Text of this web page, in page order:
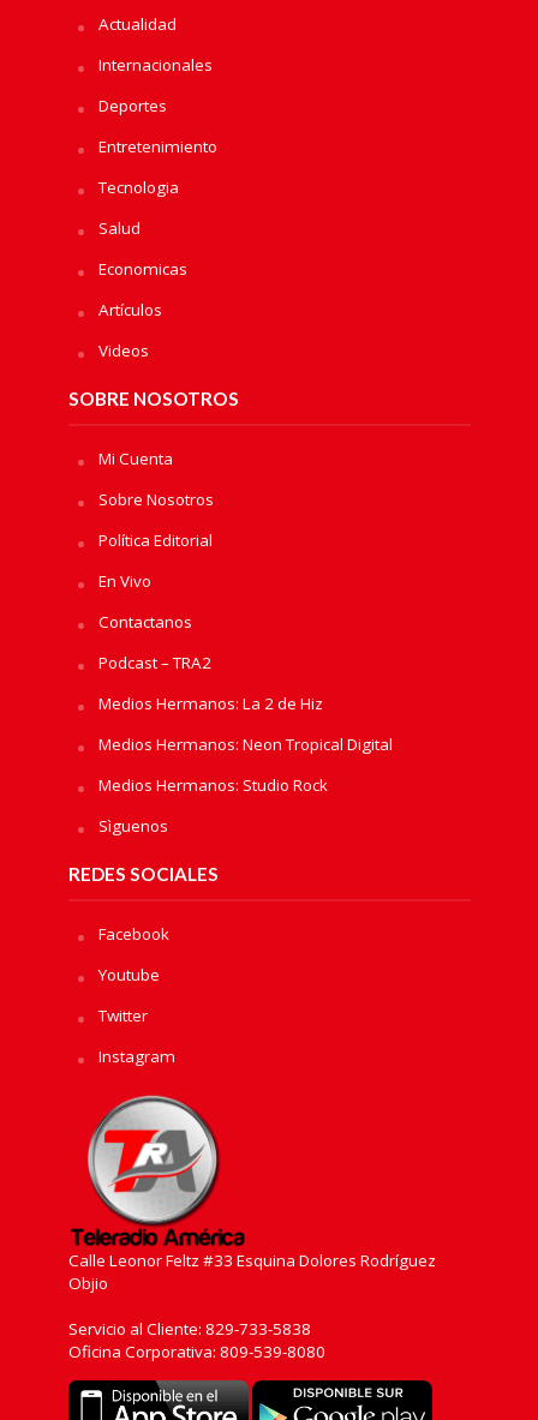
Actualidad
Internacionales
Deportes
Entretenimiento
Tecnologia
Salud
Economicas
Artículos
Videos
SOBRE NOSOTROS
Mi Cuenta
Sobre Nosotros
Política Editorial
En Vivo
Contactanos
Podcast – TRA2
Medios Hermanos: La 2 de Hiz
Medios Hermanos: Neon Tropical Digital
Medios Hermanos: Studio Rock
Sìguenos
REDES SOCIALES
Facebook
Youtube
Twitter
Instagram
Calle Leonor Feltz #33 Esquina Dolores Rodríguez
Objio
Servicio al Cliente: 829-733-5838
Oficina Corporativa: 809-539-8080